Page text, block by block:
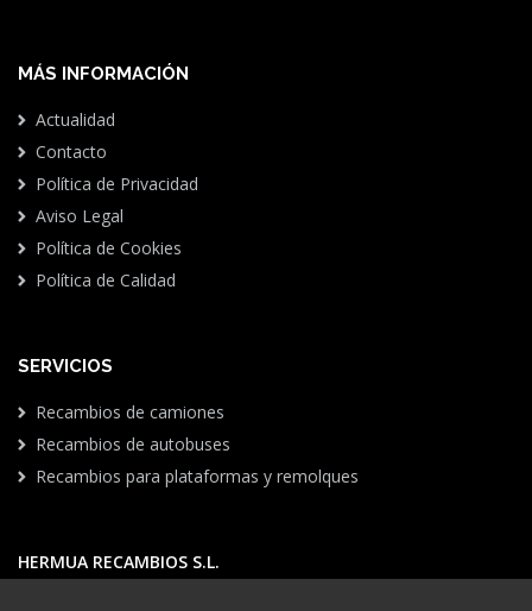
MÁS INFORMACIÓN
Actualidad
Contacto
Política de Privacidad
Aviso Legal
Política de Cookies
Política de Calidad
SERVICIOS
Recambios de camiones
Recambios de autobuses
Recambios para plataformas y remolques
HERMUA RECAMBIOS S.L.